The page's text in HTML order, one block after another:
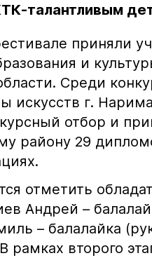
талантливым
приняли
и
Среди
искусств г.
отбор и
району 29
отметить
Андрей –
– балалайка
рамках второго